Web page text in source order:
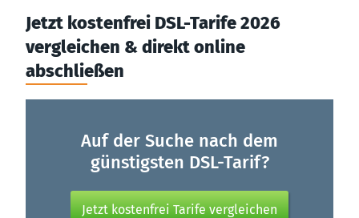
Jetzt kostenfrei DSL-Tarife 2026
vergleichen & direkt online
abschließen
Auf der Suche nach dem
günstigsten DSL-Tarif?
Jetzt kostenfrei Tarife vergleichen